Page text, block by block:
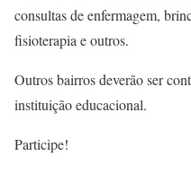
consultas de enfermagem,
fisioterapia e outros.
Outros bairros deverão ser
instituição educacional.
Participe!